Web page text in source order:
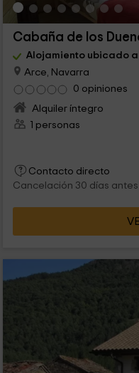
Cabaña de los
Alojamiento ubicado
Arce, Navarra
0 opiniones
Alquiler íntegro
1 personas
Contacto directo
Cancelación 30 días antes